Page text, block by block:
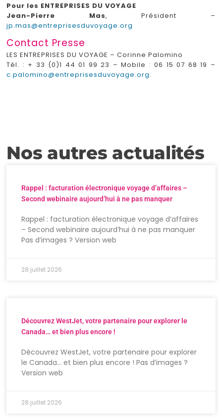
Pour les ENTREPRISES DU VOYAGE
Jean-Pierre Mas, Président –
jp.mas@entreprisesduvoyage.org
Contact Presse
LES ENTREPRISES DU VOYAGE – Corinne Palomino
Tél. : + 33 (0)1 44 01 99 23 – Mobile : 06 15 07 68 19 –
c.palomino@entreprisesduvoyage.org.
Nos autres actualités
Rappel : facturation électronique voyage d’affaires –
Second webinaire aujourd’hui à ne pas manquer
Rappel : facturation électronique voyage d’affaires
– Second webinaire aujourd’hui à ne pas manquer
Pas d’images ? Version web
28 juillet 2026
Découvrez WestJet, votre partenaire pour explorer le
Canada… et bien plus encore !
Découvrez WestJet, votre partenaire pour explorer
le Canada… et bien plus encore ! Pas d’images ?
Version web
28 juillet 2026